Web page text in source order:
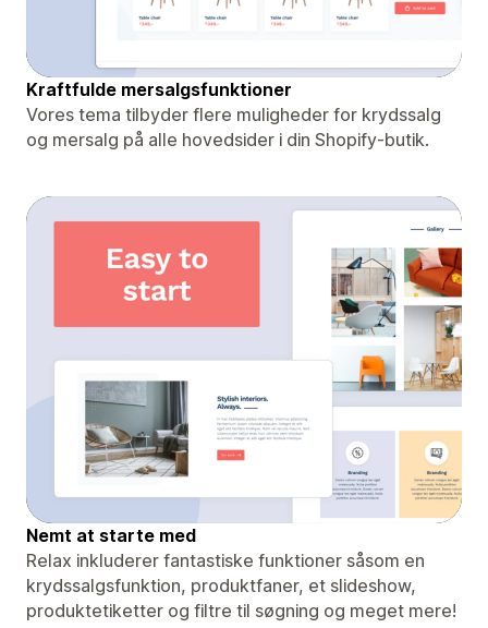
Kraftfulde mersalgsfunktioner
Vores tema tilbyder flere muligheder for krydssalg
og mersalg på alle hovedsider i din Shopify-butik.
Nemt at starte med
Relax inkluderer fantastiske funktioner såsom en
krydssalgsfunktion, produktfaner, et slideshow,
produktetiketter og filtre til søgning og meget mere!